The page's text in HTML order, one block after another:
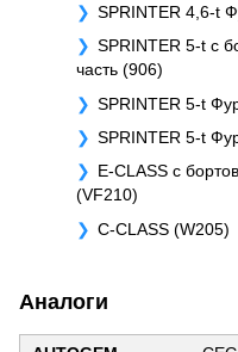
SPRINTER 4,6-t
SPRINTER 5-t c
часть (906)
SPRINTER 5-t
SPRINTER 5-t
E-CLASS c
(VF210)
C-CLASS (W205)
Аналоги